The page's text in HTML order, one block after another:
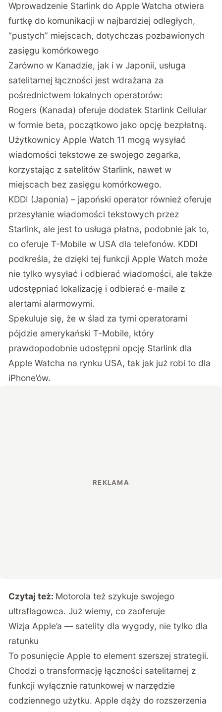
Wprowadzenie Starlink do Apple Watcha otwiera
furtkę do komunikacji w najbardziej odległych,
“pustych” miejscach, dotychczas pozbawionych
zasięgu komórkowego
Zarówno w Kanadzie, jak i w Japonii, usługa
satelitarnej łączności jest wdrażana za
pośrednictwem lokalnych operatorów:
Rogers (Kanada) oferuje dodatek Starlink Cellular
w formie beta, początkowo jako opcję bezpłatną.
Użytkownicy Apple Watch 11 mogą wysyłać
wiadomości tekstowe ze swojego zegarka,
korzystając z satelitów Starlink, nawet w
miejscach bez zasięgu komórkowego.
KDDI (Japonia) – japoński operator również oferuje
przesyłanie wiadomości tekstowych przez
Starlink, ale jest to usługa płatna, podobnie jak to,
co oferuje T-Mobile w USA dla telefonów. KDDI
podkreśla, że dzięki tej funkcji Apple Watch może
nie tylko wysyłać i odbierać wiadomości, ale także
udostępniać lokalizację i odbierać e-maile z
alertami alarmowymi.
Spekuluje się, że w ślad za tymi operatorami
pójdzie amerykański T-Mobile, który
prawdopodobnie udostępni opcję Starlink dla
Apple Watcha na rynku USA, tak jak już robi to dla
iPhone’ów.
Czytaj też: Motorola też szykuje swojego
ultraflagowca. Już wiemy, co zaoferuje
Wizja Apple’a — satelity dla wygody, nie tylko dla
ratunku
To posunięcie Apple to element szerszej strategii.
Chodzi o transformację łączności satelitarnej z
funkcji wyłącznie ratunkowej w narzędzie
codziennego użytku. Apple dąży do rozszerzenia